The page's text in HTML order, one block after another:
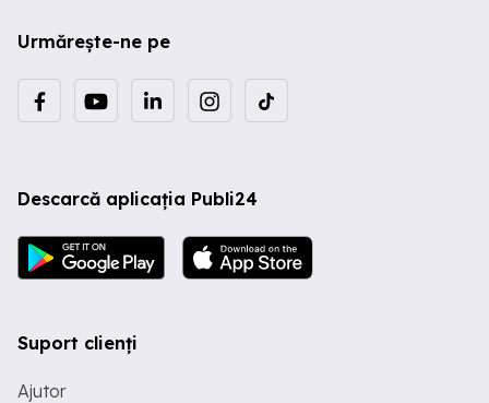
Urmărește-ne pe
Descarcă aplicația Publi24
Suport clienți
Ajutor